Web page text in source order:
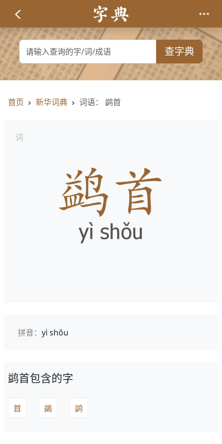
查字典
首页 新华词典 词语： 鹢首
词
拼音： yì shǒu
鹢首包含的字
首 鷁 鹢